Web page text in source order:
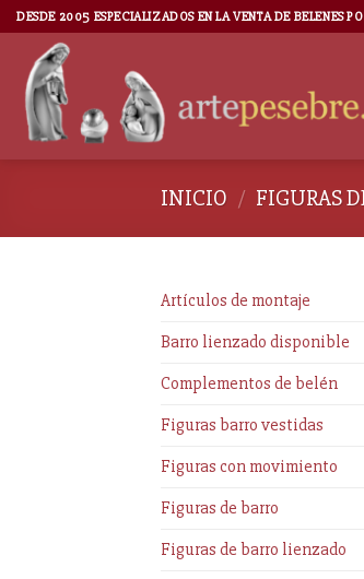
DESDE 2005 ESPECIALIZADOS EN LA VENTA DE BELENES
INICIO / FIGURAS
Artículos de montaje
Barro lienzado disponible
Complementos de belén
Figuras barro vestidas
Figuras con movimiento
Figuras de barro
Figuras de barro lienzado